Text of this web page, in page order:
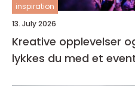
inspiration
13. July 2026
Kreative opplevelser
lykkes du med et